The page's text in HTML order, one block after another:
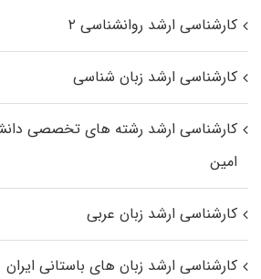
کارشناسی ارشد روانشناسی ۲
کارشناسی ارشد زبان شناسی
کارشناسی ارشد رﺷﺘﻪ ﻫﺎی تخصصی
اﻣﻴﻦ
کارشناسی ارشد زبان عربی
کارشناسی ارشد زبان‌ های باستانی ایران